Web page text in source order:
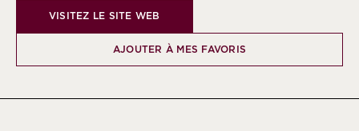
VISITEZ LE SITE WEB
AJOUTER À MES FAVORIS